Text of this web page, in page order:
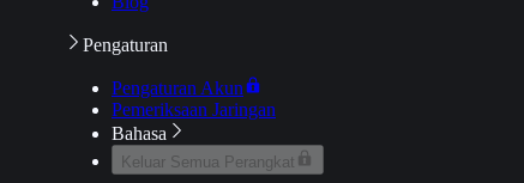
Pengaturan
Pengaturan Akun
Pemeriksaan Jaringan
Bahasa
Keluar Semua Perangkat